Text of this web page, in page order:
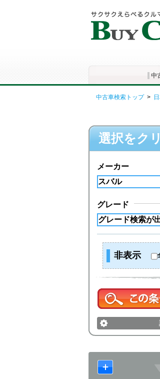
中
中古車検索トップ>
選択をク
メーカー
グレード
非表示